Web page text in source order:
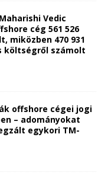
Vedic
cég 561 526
miközben 470 931
költségről számolt
offshore cégei jogi
– adományokat
egykori TM-